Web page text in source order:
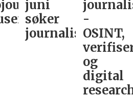
podkast-
juni
søker
journalist
-
OSINT,
og
digital